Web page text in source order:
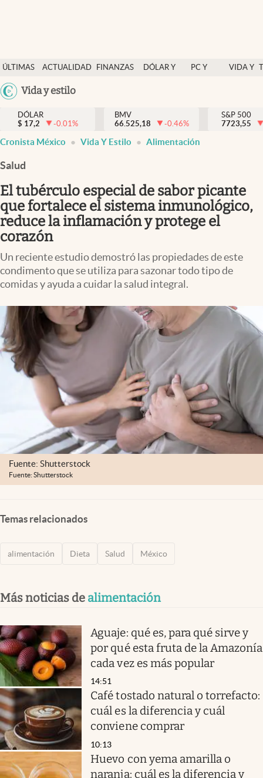
ÚLTIMAS
NOTICIAS
ACTUALIDAD
FINANZAS
DÓLAR Y
PC Y
VIDA Y
México
Vida y estilo
Actualidad
Finanzas y economía
Dólar y mercados
Pc y celular
Vida y estilo
Clima
Espiritualidad
Mediakit
abre en nueva pestaña
México
DÓLAR
$ 17,2 -0.01%
BMV
66.525,18
-0.46%
S&P 500
7723,55
Cronista México Vida Y Estilo Alimentación
Salud
El tubérculo especial de sabor picante
que fortalece el sistema inmunológico,
reduce la inflamación y protege el
corazón
Un reciente estudio demostró las propiedades de este
condimento que se utiliza para sazonar todo tipo de
comidas y ayuda a cuidar la salud integral.
Fuente: Shutterstock
Fuente: Shutterstock
Temas relacionados
alimentación Dieta Salud México
Más noticias de alimentación
Aguaje: qué es, para qué sirve y
por qué esta fruta de la Amazonía
cada vez es más popular
14:51
Café tostado natural o torrefacto:
cuál es la diferencia y cuál
conviene comprar
10:13
Huevo con yema amarilla o
naranja: cuál es la diferencia y